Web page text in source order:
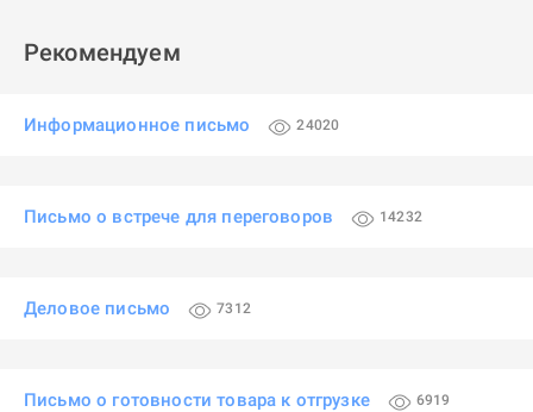
Рекомендуем
Информационное письмо 24020
Письмо о встрече для переговоров 14232
Деловое письмо 7312
Письмо о готовности товара к отгрузке 6919